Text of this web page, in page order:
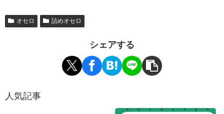
オセロ 詰めオセロ
シェアする
人気記事